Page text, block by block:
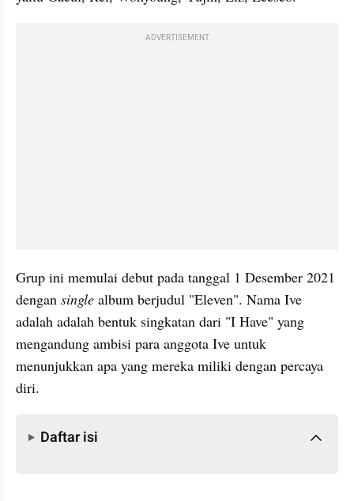
ADVERTISEMENT
Grup ini memulai debut pada tanggal 1 Desember 2021
dengan single album berjudul "Eleven". Nama Ive
adalah adalah bentuk singkatan dari "I Have" yang
mengandung ambisi para anggota Ive untuk
menunjukkan apa yang mereka miliki dengan percaya
diri.
Daftar isi